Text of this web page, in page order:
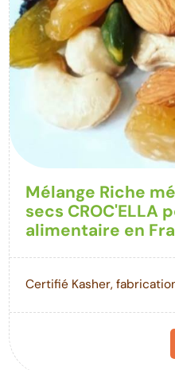
Mélange Riche
secs CROC'ELLA
alimentaire en
Certifié Kasher,